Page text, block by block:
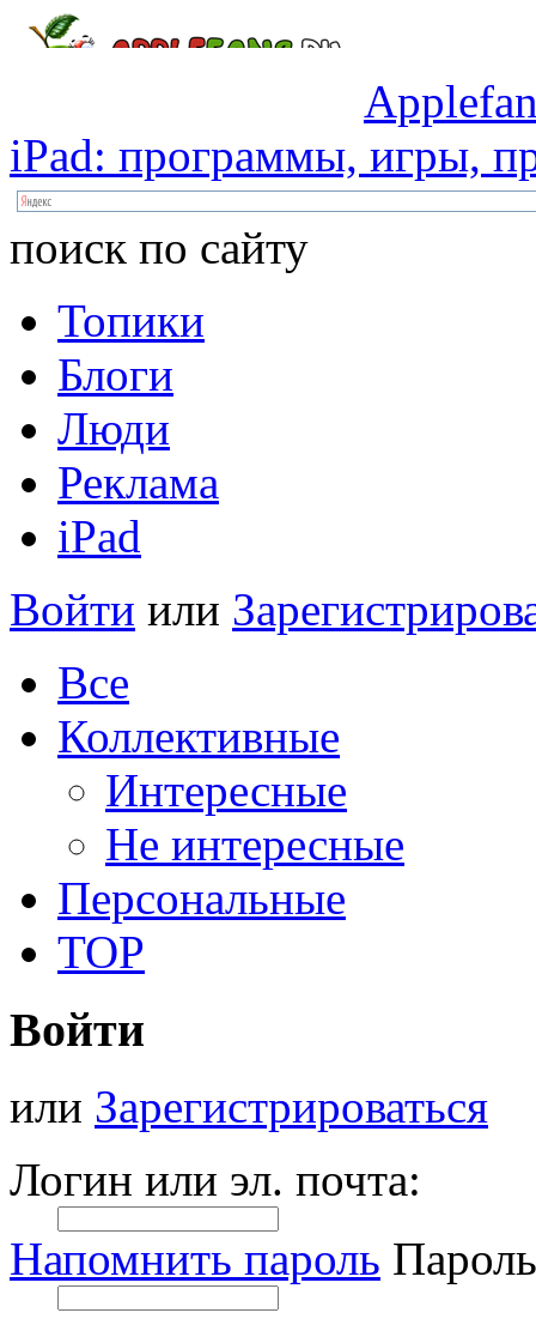
iPad: программы, игры,
поиск по сайту
Топики
Блоги
Люди
Реклама
iPad
Войти или
Все
Коллективные
Интересные
Не интересные
Персональные
TOP
Войти
или Зарегистрироваться
Логин или эл. почта:
Напомнить пароль